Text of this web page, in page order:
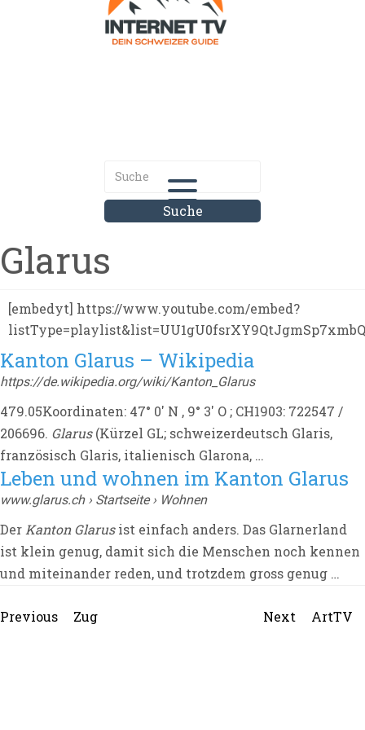
Glarus
[embedyt] https://www.youtube.com/embed?
Kanton Glarus – Wikipedia
https://de.wikipedia.org/wiki/Kanton_Glarus
479.05Koordinaten: 47° 0′ N , 9° 3′ O ; CH1903: 722547 /
206696. Glarus(Kürzel GL; schweizerdeutsch Glaris,
französisch Glaris, italienisch Glarona, …
Leben und wohnen im Kanton Glarus
www.glarus.ch › Startseite › Wohnen
Der Kanton Glarusist einfach anders. Das Glarnerland
ist klein genug, damit sich die Menschen noch kennen
und miteinander reden, und trotzdem gross genug …
Beitragsnavigation
Previous
Previous
Zug Next
Next
ArtTV